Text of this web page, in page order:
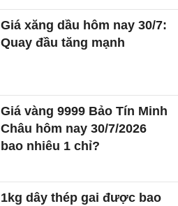
Giá xăng dầu hôm nay 30/7:
Quay đầu tăng mạnh
Giá vàng 9999 Bảo Tín Minh
Châu hôm nay 30/7/2026
bao nhiêu 1 chỉ?
1kg dây thép gai được bao